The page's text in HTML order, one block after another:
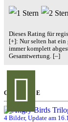
Dieses Rating für
[+]: Nur selten hat
immer komplett
Gesamtwertung. [–]
GALERIE
4 Bilder, Update am